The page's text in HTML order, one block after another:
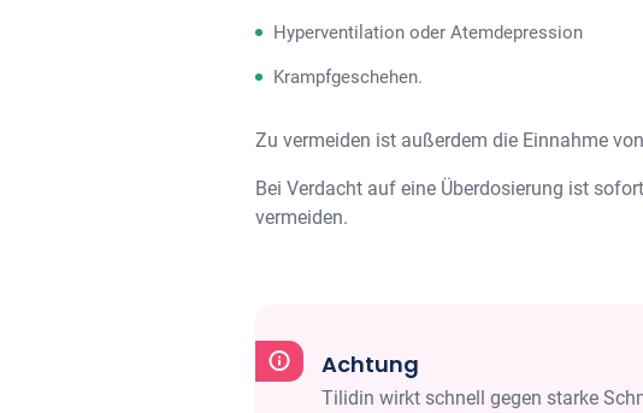
Hyperventilation oder Atemdepression
Krampfgeschehen.
Zu vermeiden ist außerdem die Einnahme
Bei Verdacht auf eine Überdosierung ist
vermeiden.
Achtung
Tilidin wirkt schnell gegen starke